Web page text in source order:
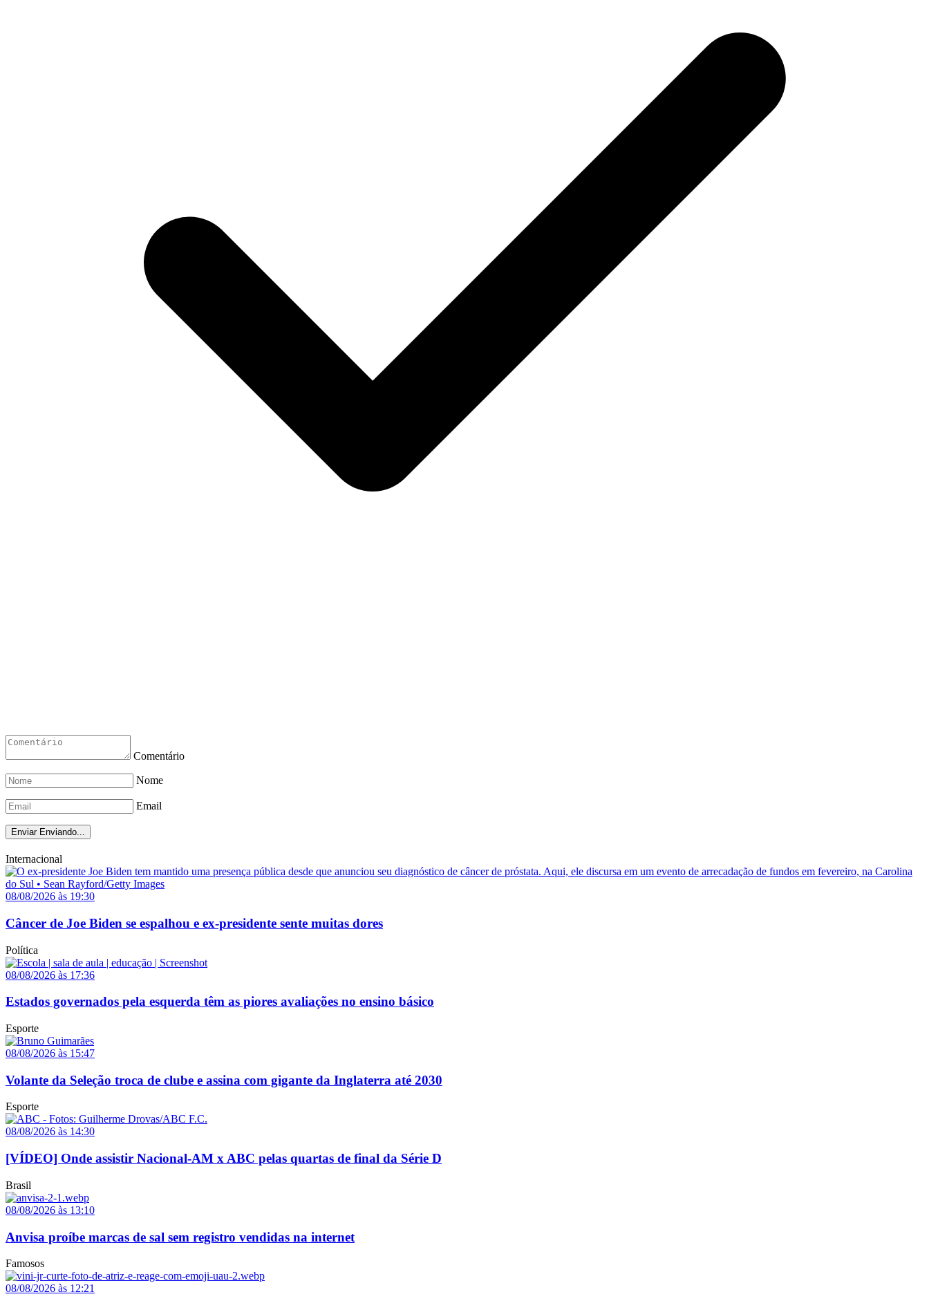
Comentário
Nome
Email
Enviar Enviando...
Internacional
08/08/2026 às 19:30
Câncer de Joe Biden se espalhou e ex-presidente sente muitas dores
Política
08/08/2026 às 17:36
Estados governados pela esquerda têm as piores avaliações no ensino básico
Esporte
08/08/2026 às 15:47
Volante da Seleção troca de clube e assina com gigante da Inglaterra até 2030
Esporte
08/08/2026 às 14:30
[VÍDEO] Onde assistir Nacional-AM x ABC pelas quartas de final da Série D
Brasil
08/08/2026 às 13:10
Anvisa proíbe marcas de sal sem registro vendidas na internet
Famosos
08/08/2026 às 12:21